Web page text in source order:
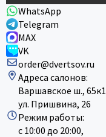
WhatsApp
Telegram
MAX
VK
order@dvertsov.ru
Адреса салонов:
Варшавское ш., 65к1
ул. Пришвина, 26
Режим работы:
с 10:00 до 20:00,